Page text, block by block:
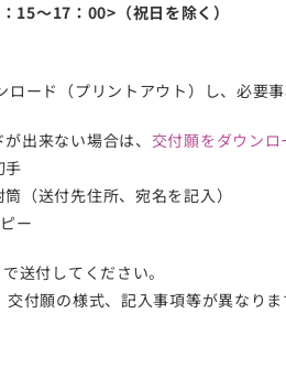
15～17：00>（祝日を除く）
ード（プリントアウト）し、必要事
出来ない場合は、 交付願をダウン
手
（送付先住所、宛名を記入）
ー
送付してください。
付願の様式、記入事項等が異なりま